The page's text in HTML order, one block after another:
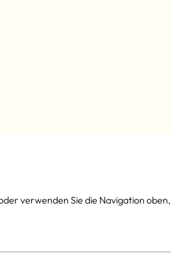
verwenden Sie die Navigation oben,